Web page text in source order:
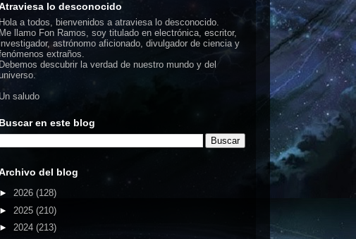
lo desconocido
Hola a todos, bienvenidos a atraviesa lo desconocido.
Me llamo Fon Ramos, soy titulado en electrónica, escritor,
astrónomo aficionado, divulgador de ciencia y
extraños.
Debemos descubrir la verdad de nuestro mundo y del
Un saludo
Buscar en este blog
del blog
► 2026 (128)
► 2025 (210)
► 2024 (213)